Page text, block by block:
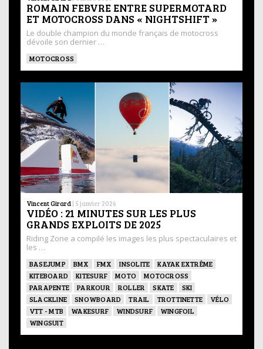
ROMAIN FEBVRE ENTRE SUPERMOTARD
ET MOTOCROSS DANS « NIGHTSHIFT »
Le double champion du monde français de motocross
dévoile son dernier …
MOTOCROSS
Vincent Girard | 5 janvier 2026
VIDÉO : 21 MINUTES SUR LES PLUS
GRANDS EXPLOITS DE 2025
Riding Zone a compilé les images les plus spectaculaires et
les …
BASEJUMP BMX FMX INSOLITE
KAYAK EXTRÊME
KITEBOARD
KITESURF MOTO
MOTOCROSS
PARAPENTE
PARKOUR ROLLER SKATE
SKI
SLACKLINE
SNOWBOARD TRAIL TROTTINETTE
VÉLO
VTT - MTB
WAKESURF WINDSURF
WINGFOIL
WINGSUIT